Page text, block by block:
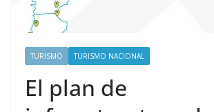
TURISMO TURISMO NACIONAL
El plan de